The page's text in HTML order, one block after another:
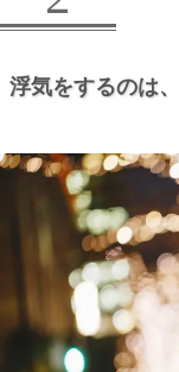
浮気をするのは、